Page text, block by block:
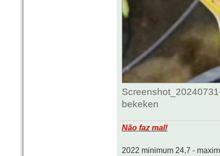
bekeken
Não faz mal!
2022 minimum 24,7 -